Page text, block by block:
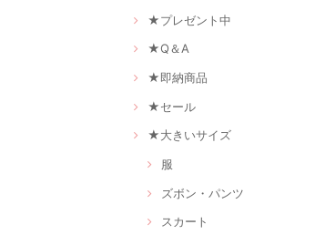
★プレゼント中
★Q＆A
★即納商品
★セール
★大きいサイズ
服
ズボン・パンツ
スカート